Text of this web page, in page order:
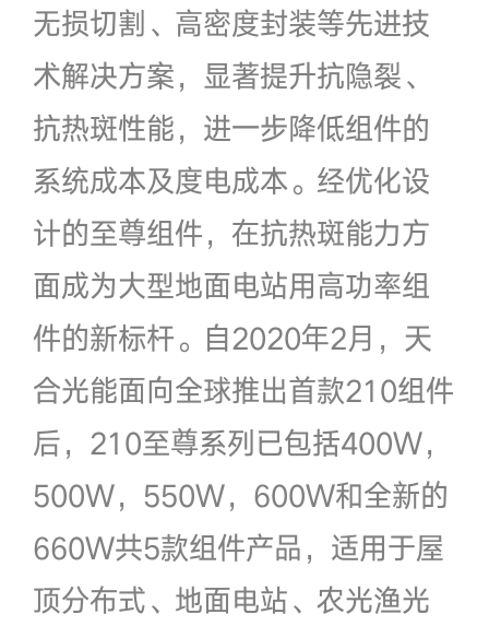
无损切割、高密度封装等先进技
术解决方案，显著提升抗隐裂、
抗热斑性能，进一步降低组件的
系统成本及度电成本。经优化设
计的至尊组件，在抗热斑能力方
面成为大型地面电站用高功率组
件的新标杆。自2020年2月，天
合光能面向全球推出首款210组件
后，210至尊系列已包括400W，
500W，550W，600W和全新的
660W共5款组件产品，适用于屋
顶分布式、地面电站、农光渔光